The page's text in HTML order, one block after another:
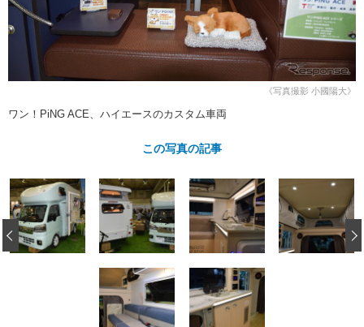
鈑金・塗装
ヘッドライト磨き コーティング
フィルム・ラッピング
小キズ直し 防錆
特集記事
ストップ 不具合修理＆粗悪修理
カーメーカー「旧車」関連プロジェ
クト
ショップ紹介
ショップレポート プロショップ検索
レストア
カーメーカー「旧車」関連プロジ
イベント
《写真撮影 小國陽大》
ワン！PiNG ACE、ハイエースのカスタム車両
この写真の記事
‹